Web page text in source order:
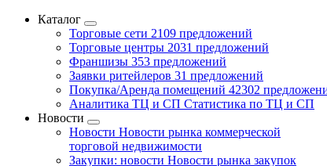
Каталог
Торговые сети 2109 предложений
Торговые центры 2031 предложений
Франшизы 353 предложений
Заявки ритейлеров 31 предложений
Покупка/Аренда помещений 42302
Аналитика ТЦ и СП Статистика по ТЦ и СП
Новости
Новости Новости рынка коммерческой
торговой недвижимости
Закупки: новости Новости рынка закупок